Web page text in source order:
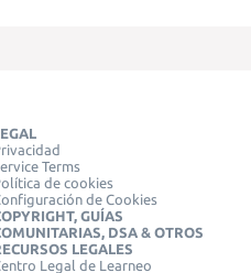
Terms
de cookies
de Cookies
GUÍAS
DSA & OTROS
LEGALES
Legal de Learneo